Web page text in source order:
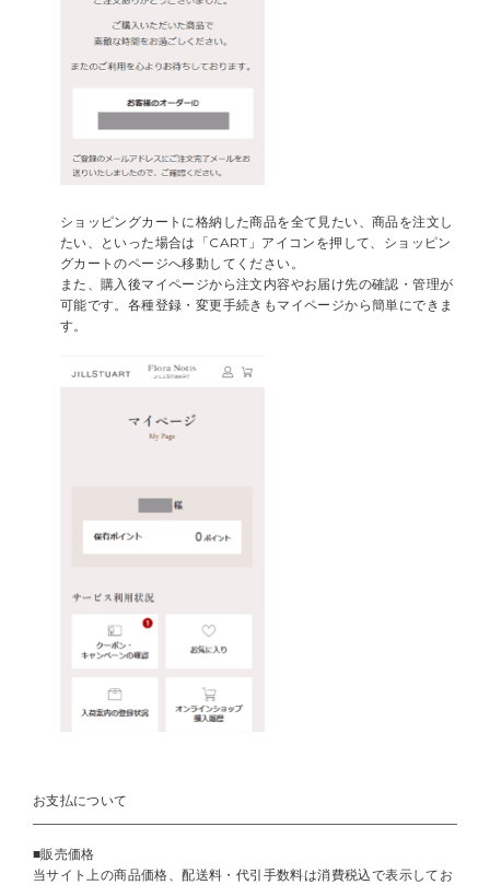
ショッピングカートに格納した商品を全て見たい、商品を注文し
たい、といった場合は「CART」アイコンを押して、ショッピン
グカートのページへ移動してください。
また、購入後マイページから注文内容やお届け先の確認・管理が
可能です。各種登録・変更手続きもマイページから簡単にできま
す。
お支払について
■販売価格
当サイト上の商品価格、配送料・代引手数料は消費税込で表示してお